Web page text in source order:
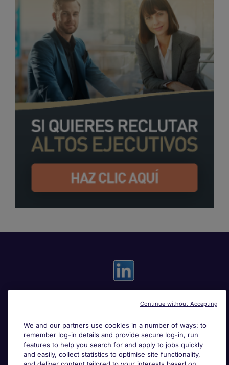
Search for jobs
We and our partners use cookies in a number of ways: to
remember log-in details and provide secure log-in, run
features to help you search for and apply to jobs quickly
and easily, collect statistics to optimise site functionality,
Continue without Accepting